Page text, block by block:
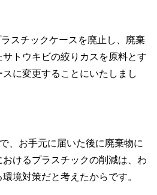
スチックケースを廃止し、廃棄
トウキビの絞りカスを原料とす
に変更することにいたしまし
、お手元に届いた後に廃棄物に
けるプラスチックの削減は、わ
境対策だと考えたからです。